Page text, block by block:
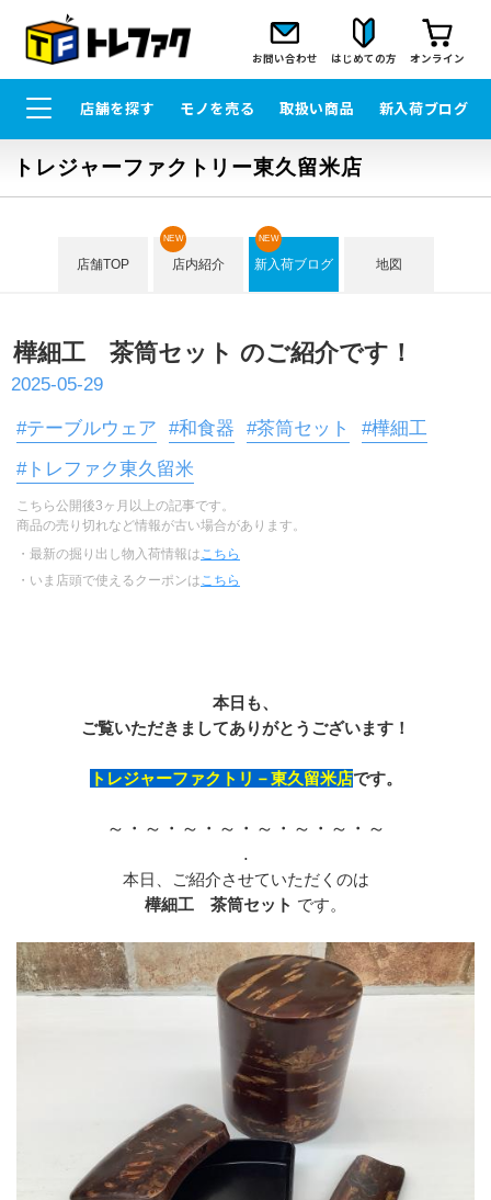
お問い合わせ はじめての方 オンライン
店舗を探す モノを売る 取扱い商品 新入荷ブログ
トレジャーファクトリー東久留米店
店舗TOP 店内紹介
NEW
新入荷ブログ
NEW
地図
樺細工 茶筒セット のご紹介です！
2025-05-29
#テーブルウェア #和食器 #茶筒セット
#樺細工
#トレファク東久留米
こちら公開後3ヶ月以上の記事です。
商品の売り切れなど情報が古い場合があります。
・最新の掘り出し物入荷情報は こちら
・いま店頭で使えるクーポンは こちら
本日も、
ご覧いただきましてありがとうございます！
トレジャーファクトリ－東久留米店です。
～・～・～・～・～・～・～・～
.
本日、ご紹介させていただくのは
樺細工　茶筒セット です。